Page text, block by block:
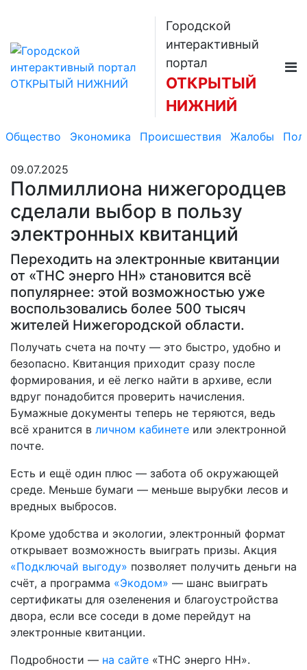
Городской
интерактивный
портал
ОТКРЫТЫЙ
НИЖНИЙ
Общество Экономика Происшествия Жалобы
09.07.2025
Полмиллиона нижегородцев
сделали выбор в пользу
электронных квитанций
Переходить на электронные квитанции
от «ТНС энерго НН» становится всё
популярнее: этой возможностью уже
воспользовались более 500 тысяч
жителей Нижегородской области.
Получать счета на почту — это быстро, удобно и
безопасно. Квитанция приходит сразу после
формирования, и её легко найти в архиве, если
вдруг понадобится проверить начисления.
Бумажные документы теперь не теряются, ведь
всё хранится в личном кабинете или электронной
почте.
Есть и ещё один плюс — забота об окружающей
среде. Меньше бумаги — меньше вырубки лесов и
вредных выбросов.
Кроме удобства и экологии, электронный формат
открывает возможность выиграть призы. Акция
«Подключай выгоду» позволяет получить деньги на
счёт, а программа «Экодом» — шанс выиграть
сертификаты для озеленения и благоустройства
двора, если все соседи в доме перейдут на
электронные квитанции.
Подробности — на сайте «ТНС энерго НН».